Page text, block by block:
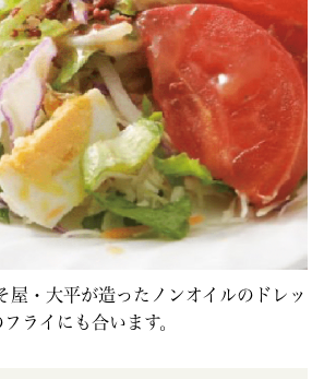
屋・大平が造ったノンオイルのドレッ
ライにも合います。